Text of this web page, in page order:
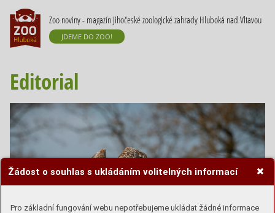
Žádost o souhlas s ukládáním volitelných informací
Pro základní fungování webu nepotřebujeme ukládat žádné informace
Zoo noviny - magazín Jihočeské zoologické zahrady Hluboká nad Vltavou
JDEME DO ZOO!
Editorial